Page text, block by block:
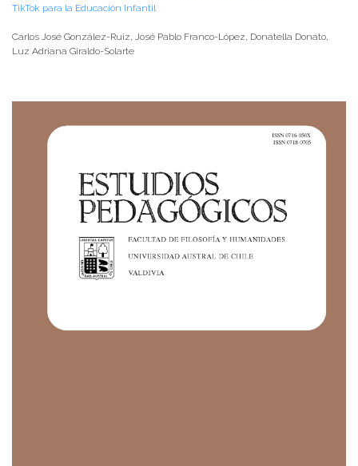
TikTok para la Educación Infantil
Carlos José González-Ruiz, José Pablo Franco-López, Donatella Donato,
Luz Adriana Giraldo-Solarte